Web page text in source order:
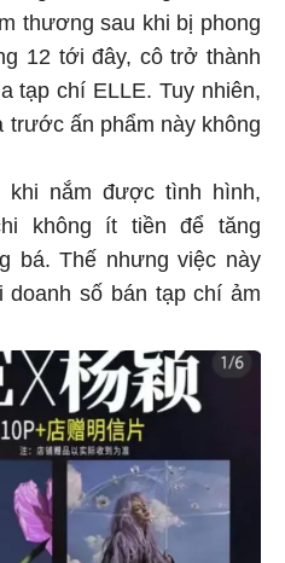
thương sau khi bị phong
12 tới đây, cô trở thành
tạp chí ELLE. Tuy nhiên,
ấn phẩm này không
nắm được tình hình,
không ít tiền để tăng
bá. Thế nhưng việc này
doanh số bán tạp chí ảm